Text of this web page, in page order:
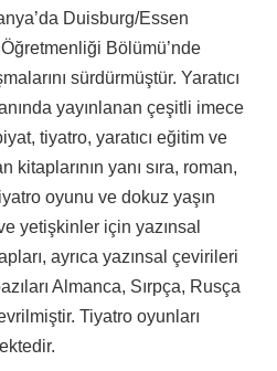
Duisburg/Essen
Bölümü’nde
sürdürmüştür. Yaratıcı
yayınlanan çeşitli imece
tiyatro, yaratıcı eğitim ve
kitaplarının yanı sıra, roman,
oyunu ve dokuz yaşın
yetişkinler için yazınsal
ayrıca yazınsal çevirileri
Almanca, Sırpça, Rusça
Tiyatro oyunları